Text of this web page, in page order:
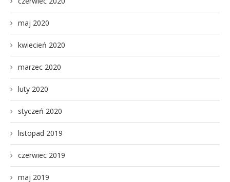
maj 2020
kwiecień 2020
marzec 2020
luty 2020
styczeń 2020
listopad 2019
czerwiec 2019
maj 2019